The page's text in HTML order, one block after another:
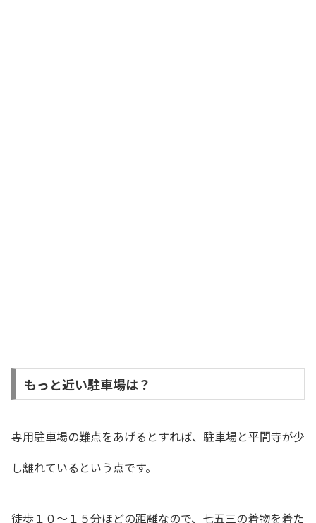
もっと近い駐車場は？
専用駐車場の難点をあげるとすれば、駐車場と平間寺が少
し離れているという点です。
徒歩１０〜１５分ほどの距離なので、七五三の着物を着た